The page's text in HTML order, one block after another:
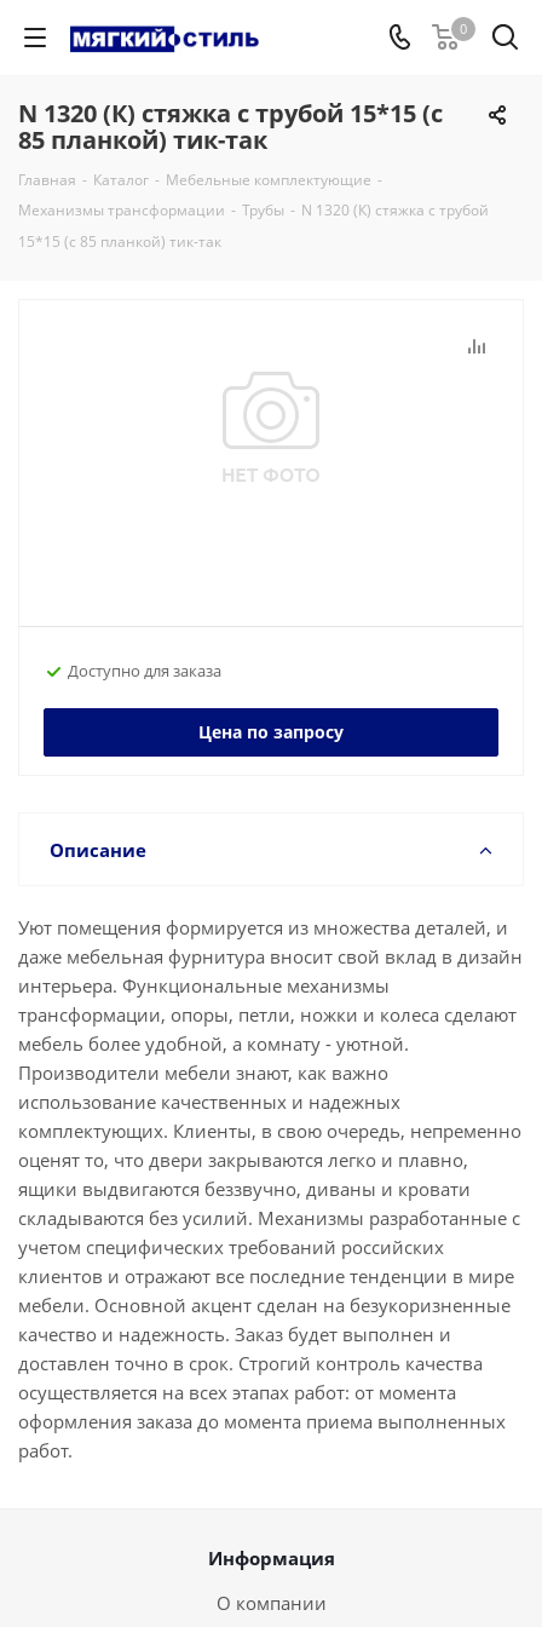
0
N 1320 (К) стяжка с трубой 15*15 (с
85 планкой) тик-так
Главная - Каталог - Мебельные комплектующие -
Механизмы трансформации - Трубы - N 1320 (К) стяжка с трубой
15*15 (с 85 планкой) тик-так
Доступно для заказа
Цена по запросу
Описание
Уют помещения формируется из множества деталей, и
даже мебельная фурнитура вносит свой вклад в дизайн
интерьера. Функциональные механизмы
трансформации, опоры, петли, ножки и колеса сделают
мебель более удобной, а комнату - уютной.
Производители мебели знают, как важно
использование качественных и надежных
комплектующих. Клиенты, в свою очередь, непременно
оценят то, что двери закрываются легко и плавно,
ящики выдвигаются беззвучно, диваны и кровати
складываются без усилий. Механизмы разработанные с
учетом специфических требований российских
клиентов и отражают все последние тенденции в мире
мебели. Основной акцент сделан на безукоризненные
качество и надежность. Заказ будет выполнен и
доставлен точно в срок. Строгий контроль качества
осуществляется на всех этапах работ: от момента
оформления заказа до момента приема выполненных
работ.
Информация
О компании